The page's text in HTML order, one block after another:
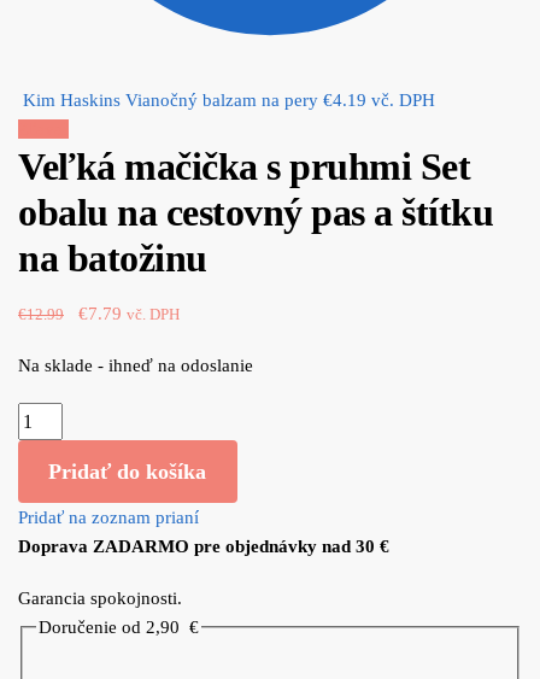
Kim Haskins Vianočný balzam na pery €4.19 vč. DPH
Veľká mačička s pruhmi Set
obalu na cestovný pas a štítku
na batožinu
€12.99
Original
was:
€7.79 Current
is:
vč. DPH
Na sklade - ihneď na odoslanie
množstvo
Veľká
mačička
s
obalu
Pridať do košíka
Pridať na zoznam prianí
Doprava ZADARMO pre objednávky nad 30 €
Garancia spokojnosti.
Doručenie od 2,90€